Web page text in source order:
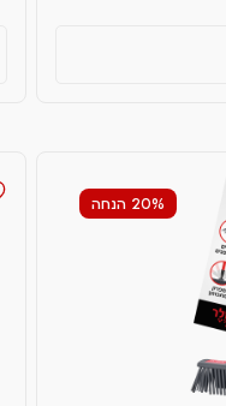
20% הנחה